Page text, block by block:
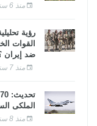
منذ 6 سنوات
رؤية
القوات
ضد إيران
منذ 7 سنوات
الملكى
منذ 8 سنوات